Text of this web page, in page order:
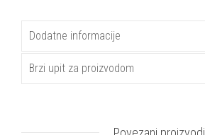
Dodatne informacije
Brzi upit za proizvodom